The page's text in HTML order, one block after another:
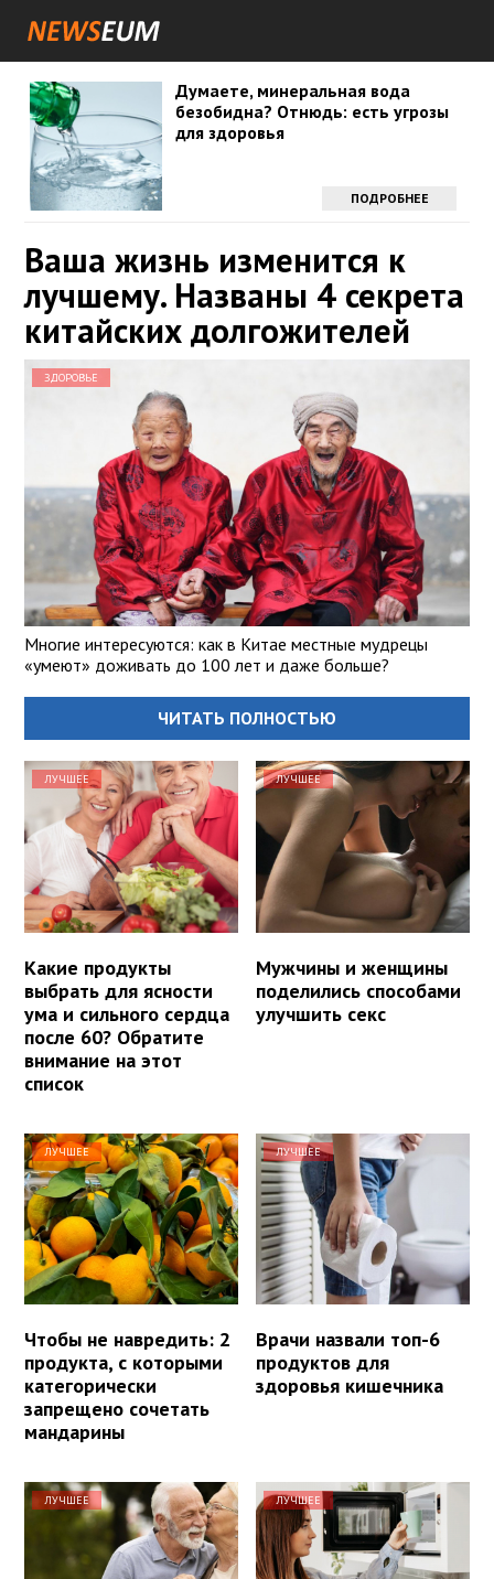
Думаете, минеральная вода
безобидна? Отнюдь: есть угрозы
для здоровья
ПОДРОБНЕЕ
Ваша жизнь изменится к
лучшему. Названы 4 секрета
китайских долгожителей
ЗДОРОВЬЕ
Многие интересуются: как в Китае местные мудрецы
«умеют» доживать до 100 лет и даже больше?
ЧИТАТЬ ПОЛНОСТЬЮ
ЛУЧШЕЕ
Какие продукты
выбрать для ясности
ума и сильного сердца
после 60? Обратите
внимание на этот
список
ЛУЧШЕЕ
Мужчины и женщины
поделились способами
улучшить секс
ЛУЧШЕЕ
Чтобы не навредить: 2
продукта, с которыми
категорически
запрещено сочетать
мандарины
ЛУЧШЕЕ
Врачи назвали топ-6
продуктов для
здоровья кишечника
ЛУЧШЕЕ ЛУЧШЕЕ